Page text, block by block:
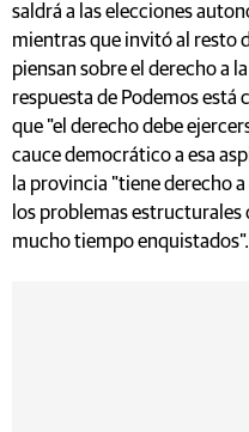
saldrá a las elecciones
mientras que invitó al resto
piensan sobre el derecho a
respuesta de Podemos está
que "el derecho debe
cauce democrático a esa
la provincia "tiene derecho
los problemas
mucho tiempo enquistados".